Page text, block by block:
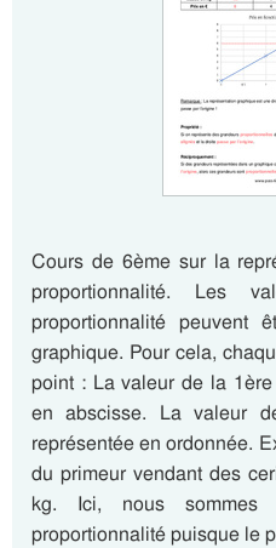
Cours de 6ème sur la
proportionnalité. Les
proportionnalité peuvent
graphique. Pour cela,
point : La valeur de la
en abscisse. La valeur
représentée en ordonnée.
du primeur vendant des
kg. Ici, nous
proportionnalité puisque le